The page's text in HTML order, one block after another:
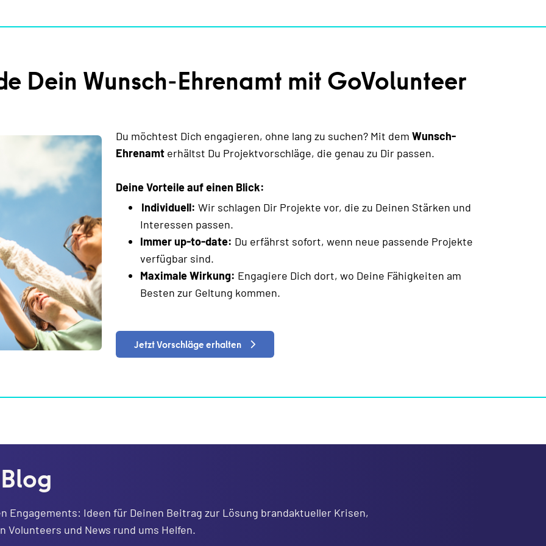
Dein Wunsch-Ehrenamt mit GoVolunteer
Du möchtest Dich engagieren, ohne lang zu suchen? Mit dem Wunsch-
Ehrenamterhältst Du Projektvorschläge, die genau zu Dir passen.
Deine Vorteile auf einen Blick:
Individuell: Wir schlagen Dir Projekte vor, die zu Deinen Stärken und
Interessen passen.
Immer up-to-date: Du erfährst sofort, wenn neue passende Projekte
verfügbar sind.
Maximale Wirkung: Engagiere Dich dort, wo Deine Fähigkeiten am
Besten zur Geltung kommen.
Jetzt Vorschläge erhalten
Engagements: Ideen für Deinen Beitrag zur Lösung brandaktueller Krisen,
Volunteers und News rund ums Helfen.